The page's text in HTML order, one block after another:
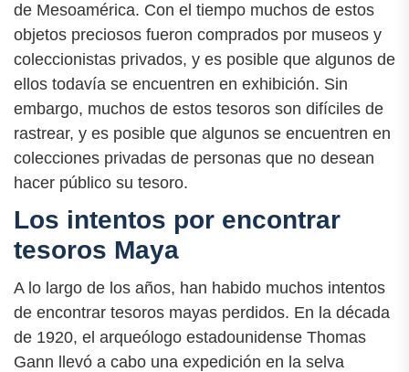
de Mesoamérica. Con el tiempo muchos de estos
objetos preciosos fueron comprados por museos y
coleccionistas privados, y es posible que algunos de
ellos todavía se encuentren en exhibición. Sin
embargo, muchos de estos tesoros son difíciles de
rastrear, y es posible que algunos se encuentren en
colecciones privadas de personas que no desean
hacer público su tesoro.
Los intentos por encontrar
tesoros Maya
A lo largo de los años, han habido muchos intentos
de encontrar tesoros mayas perdidos. En la década
de 1920, el arqueólogo estadounidense Thomas
Gann llevó a cabo una expedición en la selva